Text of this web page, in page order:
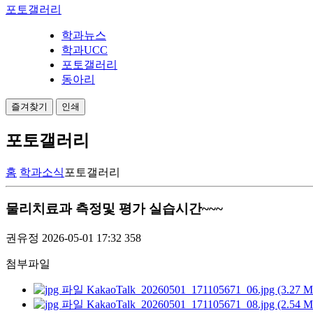
포토갤러리
학과뉴스
학과UCC
포토갤러리
동아리
즐겨찾기 인쇄
포토갤러리
홈 학과소식 포토갤러리
물리치료과 측정및 평가 실습시간~~~
권유정 2026-05-01 17:32 358
첨부파일
KakaoTalk_20260501_171105671_06.jpg (3.27
KakaoTalk_20260501_171105671_08.jpg (2.54